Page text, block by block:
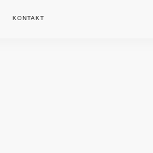
KONTAKT